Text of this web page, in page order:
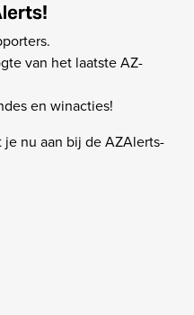
van het laatste AZ-
en winacties!
nu aan bij de AZAlerts-